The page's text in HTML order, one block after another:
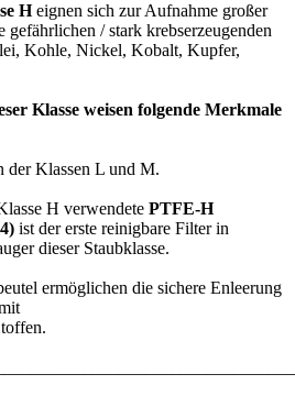
Heignen sich zur Aufnahme großer
/ stark krebserzeugenden
Kohle, Nickel, Kobalt, Kupfer,
Klasse weisen folgende Merkmale
der Klassen L und M.
H verwendete PTFE-H
ist der erste reinigbare Filter in
dieser Staubklasse.
ermöglichen die sichere Enleerung